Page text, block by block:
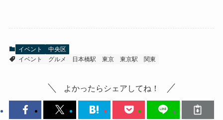
イベント
中央区
イベント
グルメ 日本橋駅 東京 東京駅 関東
よかったらシェアしてね！